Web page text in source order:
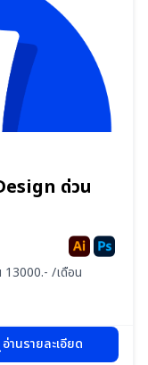
ด่วน
13000.- /เดือน
อ่านรายละเอียด